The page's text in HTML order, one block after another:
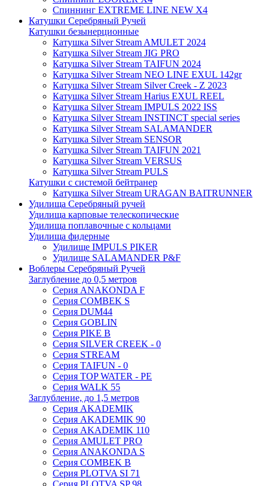
Спиннинг EXTREME LINE NEW X4
Катушки Серебряный Ручей
Катушки безынерционные
Катушка Silver Stream AMULET 2024
Катушка Silver Stream JIG PRO
Катушка Silver Stream TAIFUN 2024
Катушка Silver Stream NEO LINE EXUL 142gr
Катушка Silver Stream Silver Creek - Z 2023
Катушка Silver Stream Harius EXUL REEL
Катушка Silver Stream IMPULS 2022 ISS
Катушка Silver Stream INSTINCT special series
Катушка Silver Stream SALAMANDER
Катушка Silver Stream SENSOR
Катушка Silver Stream TAIFUN 2021
Катушка Silver Stream VERSUS
Катушка Silver Stream PULS
Катушки с системой бейтранер
Катушка Silver Stream URAGAN BAITRUNNER
Удилища Серебряный ручей
Удилища карповые телескопические
Удилища поплавочные с кольцами
Удилища фидерные
Удилище IMPULS PIKER
Удилище SALAMANDER P&F
Воблеры Серебряный Ручей
Заглубление до 0,5 метров
Серия ANAKONDA F
Серия COMBEK S
Серия DUM44
Серия GOBLIN
Серия PIKE B
Серия SILVER CREEK - 0
Серия STREAM
Серия TAIFUN - 0
Серия TOP WATER - PE
Серия WALK 55
Заглубление, до 1,5 метров
Серия AKADEMIK
Серия AKADEMIK 90
Серия AKADEMIK 110
Серия AMULET PRO
Серия ANAKONDA S
Серия COMBEK B
Серия PLOTVA SI 71
Серия PLOTVA SP 98